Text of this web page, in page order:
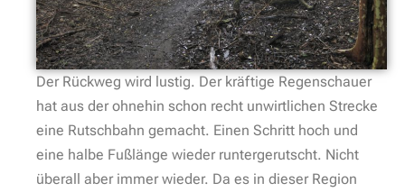
Der Rückweg wird lustig. Der kräftige Regenschauer
hat aus der ohnehin schon recht unwirtlichen Strecke
eine Rutschbahn gemacht. Einen Schritt hoch und
eine halbe Fußlänge wieder runtergerutscht. Nicht
überall aber immer wieder. Da es in dieser Region